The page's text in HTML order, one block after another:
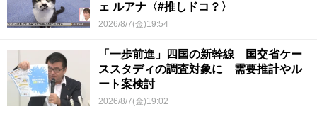
ェ ルアナ〈#推しドコ？〉
2026/8/7(金)19:54
「一歩前進」四国の新幹線 国交省ケー
ススタディの調査対象に 需要推計やル
ート案検討
2026/8/7(金)19:02